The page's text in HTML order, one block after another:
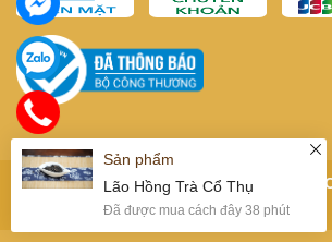
Bản quyền thuộc về Kỳ Trà
Cung cấp bởiSapo
Sản phẩm
Lão Hồng Trà Cổ Thụ
Đã được mua cách đây 38 phút